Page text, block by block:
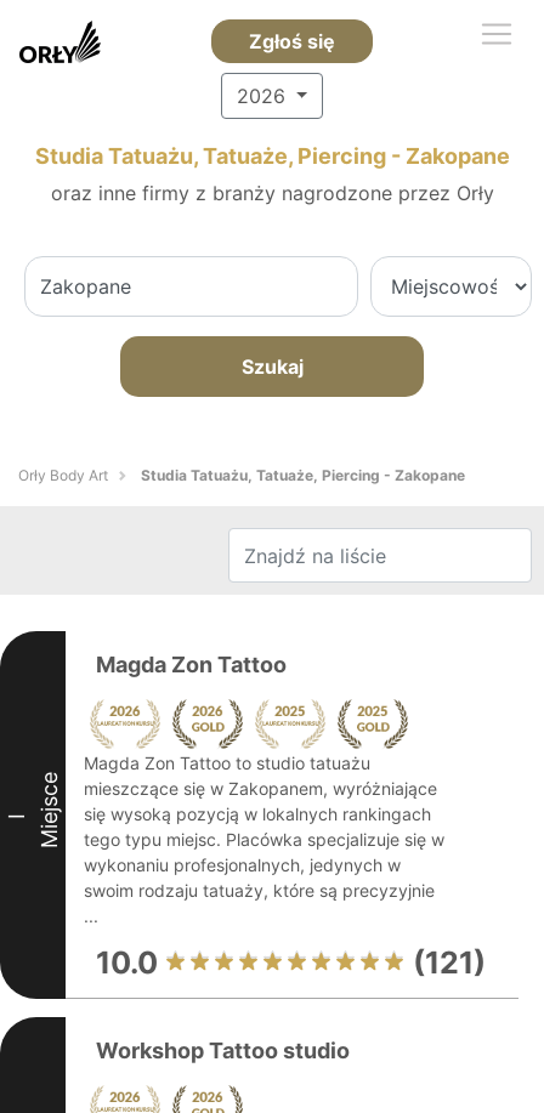
Zgłoś się
2026
Studia Tatuażu, Tatuaże, Piercing - Zakopane
oraz inne firmy z branży nagrodzone przez Orły
Szukaj
Orły Body Art Studia Tatuażu, Tatuaże, Piercing - Zakopane
I Miejsce
Magda Zon Tattoo
Magda Zon Tattoo to studio tatuażu
mieszczące się w Zakopanem, wyróżniające
się wysoką pozycją w lokalnych rankingach
tego typu miejsc. Placówka specjalizuje się w
wykonaniu profesjonalnych, jedynych w
swoim rodzaju tatuaży, które są precyzyjnie
...
10.0 (121)
Workshop Tattoo studio